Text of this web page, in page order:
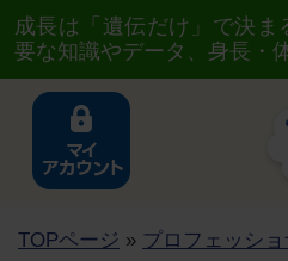
成長は「遺伝だけ」で決
要な知識やデータ、身長・
TOPページ » プロフェッシ